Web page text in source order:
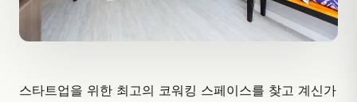
스타트업을 위한 최고의 코워킹 스페이스를 찾고 계신가